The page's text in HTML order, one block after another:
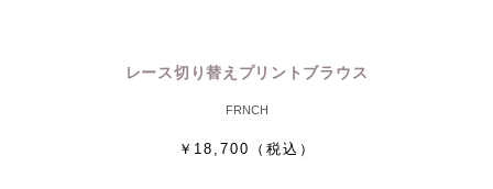
レース切り替えプリントブラウス
FRNCH
￥18,700 （税込）